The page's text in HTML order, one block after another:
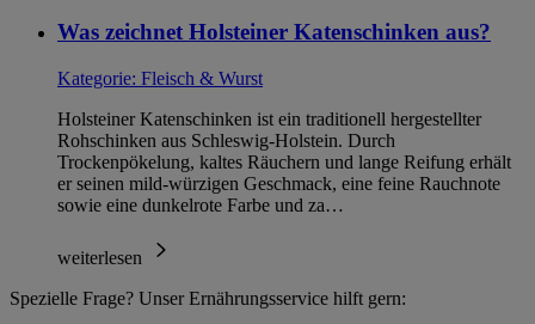
Was zeichnet Holsteiner Katenschinken aus?
Kategorie: Fleisch & Wurst
Holsteiner Katenschinken ist ein traditionell hergestellter
Rohschinken aus Schleswig-Holstein. Durch
Trockenpökelung, kaltes Räuchern und lange Reifung erhält
er seinen mild-würzigen Geschmack, eine feine Rauchnote
sowie eine dunkelrote Farbe und za…
weiterlesen
Spezielle Frage? Unser Ernährungsservice hilft gern: